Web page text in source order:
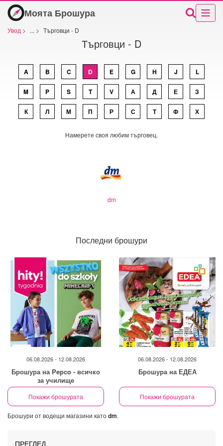
Моята Брошура
Увод > ... > Търговци - D
Търговци - D
A B C D E G H J L
M P S T V А Д Е З
К Л М П Р С Т Ф Х
Намерете своя любим търговец.
dm
Последни брошури
06.08.2026 - 12.08.2026
Брошура на Pepco - всичко
за училище
Покажи брошурата
06.08.2026 - 12.08.2026
Брошура на ЕДЕА
Покажи брошурата
Брошури от водещи магазини катоdm.
ПРЕГЛЕД